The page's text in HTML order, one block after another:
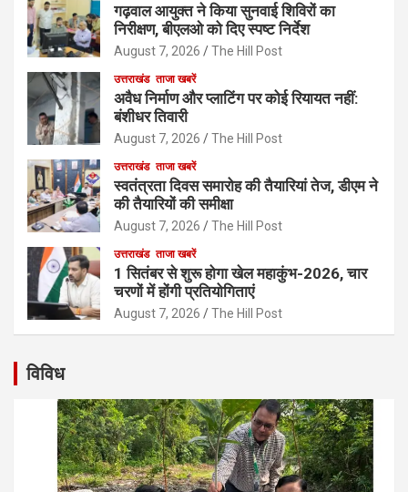
गढ़वाल आयुक्त ने किया सुनवाई शिविरों का
निरीक्षण, बीएलओ को दिए स्पष्ट निर्देश
August 7, 2026 The Hill Post
उत्तराखंड ताजा खबरें
अवैध निर्माण और प्लाटिंग पर कोई रियायत नहीं:
बंशीधर तिवारी
August 7, 2026 The Hill Post
उत्तराखंड ताजा खबरें
स्वतंत्रता दिवस समारोह की तैयारियां तेज, डीएम ने
की तैयारियों की समीक्षा
August 7, 2026 The Hill Post
उत्तराखंड ताजा खबरें
1 सितंबर से शुरू होगा खेल महाकुंभ-2026, चार
चरणों में होंगी प्रतियोगिताएं
August 7, 2026 The Hill Post
विविध